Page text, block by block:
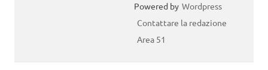
Powered by Wordpress
Contattare la redazione
Area 51